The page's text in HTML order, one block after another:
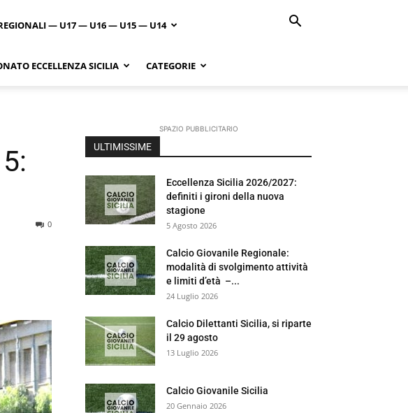
— U17 — U16 — U15 — U14
ECCELLENZA SICILIA CATEGORIE
0
SPAZIO PUBBLICITARIO
ULTIMISSIME
Eccellenza Sicilia 2026/2027:
definiti i gironi della nuova
stagione
5 Agosto 2026
Calcio Giovanile Regionale:
modalità di svolgimento attività
e limiti d’età –...
24 Luglio 2026
Calcio Dilettanti Sicilia, si riparte
il 29 agosto
13 Luglio 2026
Calcio Giovanile Sicilia
20 Gennaio 2026